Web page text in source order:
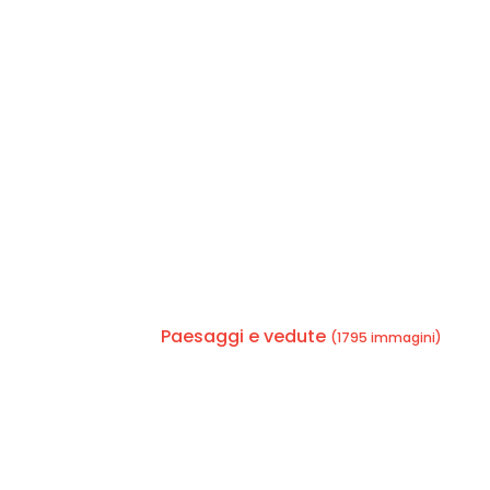
Paesaggi e vedute (1795 immagini)